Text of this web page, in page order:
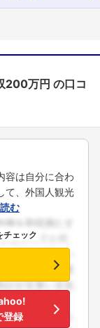
200万円 の口コ
容は自分に合わ
て、外国人観光
む
チェック
登録